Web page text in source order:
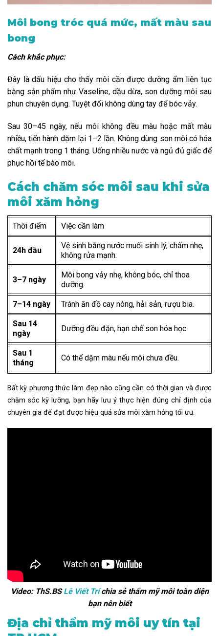
Môi bong tróc quá mức, mất màu sau
bong
Cách khắc phục:
Đây là dấu hiệu cho thấy môi cần được dưỡng ẩm liên tục
bằng sản phẩm như Vaseline, dầu dừa, son dưỡng môi sau
phun chuyên dụng. Tuyệt đối không dùng tay để bóc vảy.
Sau 30–45 ngày, nếu môi không đều màu hoặc mất màu
nhiều, tiến hành dặm lại 1–2 lần. Không dùng son môi có hóa
chất mạnh trong 1 tháng. Uống nhiều nước và ngủ đủ giấc để
phục hồi tế bào môi.
Cách chăm sóc môi sau khi sửa
môi xăm hỏng
Thời điểm Việc cần làm
24h đầu
Vệ sinh bằng nước muối sinh lý, chấm nhẹ,
không rửa mạnh.
3–7 ngày
Môi bong vảy nhẹ, không bóc, chỉ thoa
dưỡng.
7–14 ngày Tránh ăn đồ cay nóng, hải sản, rượu bia.
Sau 14
ngày
Dưỡng đều đặn, hạn chế son hóa học.
Sau 1
tháng
Có thể dặm màu nếu môi chưa đều.
Bất kỳ phương thức làm đẹp nào cũng cần có thời gian và được
chăm sóc kỹ lưỡng, bạn hãy lưu ý thực hiện đúng chỉ định của
chuyên gia để đạt được hiệu quả sửa môi xăm hỏng tối ưu.
Video: ThS.BSLê Viết Tríchia sẻ thẩm mỹ môi toàn diện
bạn nên biết
Địa chỉ thẩm mỹ môi uy tín tại